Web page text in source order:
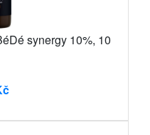
synergy 10%, 10